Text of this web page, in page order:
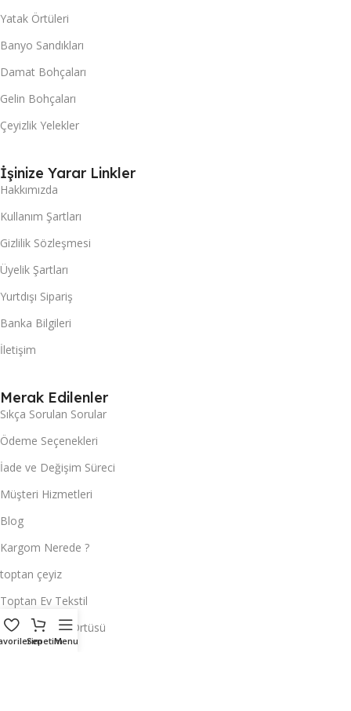
Yatak Örtüleri
Banyo Sandıkları
Damat Bohçaları
Gelin Bohçaları
Çeyizlik Yelekler
İşinize Yarar Linkler
Hakkımızda
Kullanım Şartları
Gizlilik Sözleşmesi
Üyelik Şartları
Yurtdışı Sipariş
Banka Bilgileri
İletişim
Merak Edilenler
Sıkça Sorulan Sorular
Ödeme Seçenekleri
İade ve Değişim Süreci
Müşteri Hizmetleri
Blog
Kargom Nerede ?
toptan çeyiz
Toptan Ev Tekstil
Toptan Masa Örtüsü
SepetimMenu